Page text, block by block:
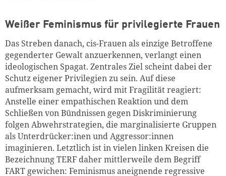
Weißer Feminismus für privilegierte Frauen
Das Streben danach, cis-Frauen als einzige Betroffene
gegenderter Gewalt anzuerkennen, verlangt einen
ideologischen Spagat. Zentrales Ziel scheint dabei der
Schutz eigener Privilegien zu sein. Auf diese
aufmerksam gemacht, wird mit Fragilität reagiert:
Anstelle einer empathischen Reaktion und dem
Schließen von Bündnissen gegen Diskriminierung
folgen Abwehrstrategien, die marginalisierte Gruppen
als Unterdrücker:inen und Aggressor:innen
imaginieren. Letztlich ist in vielen linken Kreisen die
Bezeichnung TERF daher mittlerweile dem Begriff
FART gewichen: Feminismus aneignende regressive